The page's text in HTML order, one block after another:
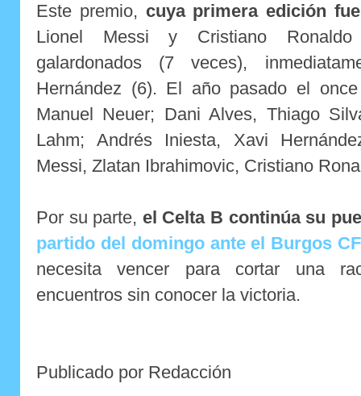
Este premio, cuya primera edición
Lionel Messi y Cristiano
galardonados (7 veces),
Hernández (6). El año pasado el
Manuel Neuer; Dani Alves, Thiago
Lahm; Andrés Iniesta, Xavi
Messi, Zlatan Ibrahimovic, Cristiano
Por su parte, el Celta B continúa su
partido del domingo ante el Burgos CF
necesita vencer para cortar una
encuentros sin conocer la victoria.
Publicado por Redacción